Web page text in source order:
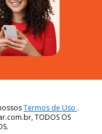
Termos de Uso .
TODOS OS